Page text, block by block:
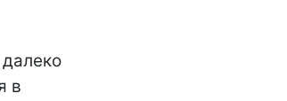
в